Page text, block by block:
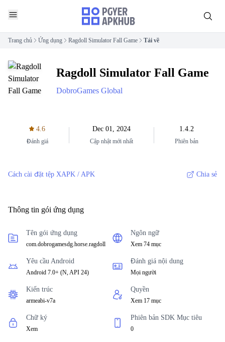
Trang chủ Ứng dụng Ragdoll Simulator Fall Game Tải về
Ragdoll Simulator Fall Game
DobroGames Global
4.6
Đánh giá
Dec 01, 2024
Cập nhật mới nhất
1.4.2
Phiên bản
Cách cài đặt tệp XAPK / APK Chia sẻ
Thông tin gói ứng dụng
Tên gói ứng dụng
com.dobrogamesdg.horse.ragdoll
Ngôn ngữ
Xem 74 mục
Yêu cầu Android
Android 7.0+ (N, API 24)
Đánh giá nội dung
Mọi người
Kiến trúc
armeabi-v7a
Quyền
Xem 17 mục
Chữ ký
Xem
Phiên bản SDK Mục tiêu
0